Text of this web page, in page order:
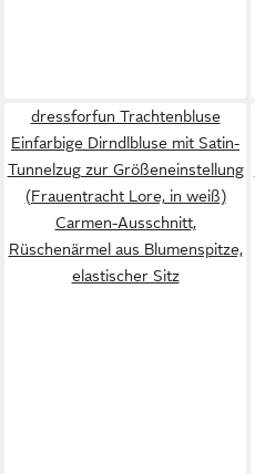
dressforfun Trachtenbluse
Einfarbige Dirndlbluse mit Satin-
Tunnelzug zur Größeneinstellung
(Frauentracht Lore, in weiß)
Carmen-Ausschnitt,
Rüschenärmel aus Blumenspitze,
elastischer Sitz